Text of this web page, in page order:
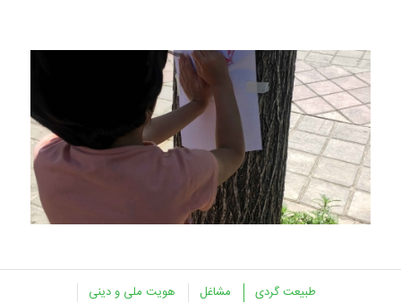
طبیعت گردی مشاغل هویت ملی و دینی